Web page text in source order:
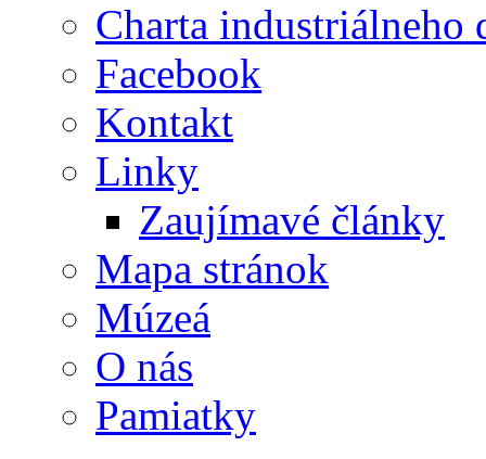
Charta industriálneho
Facebook
Kontakt
Linky
Zaujímavé články
Mapa stránok
Múzeá
O nás
Pamiatky